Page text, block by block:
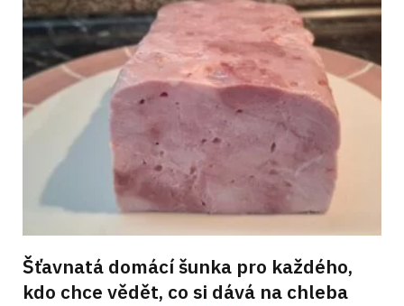
Šťavnatá domácí šunka pro každého,
kdo chce vědět, co si dává na chleba